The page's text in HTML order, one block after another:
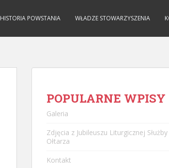
HISTORIA POWSTANIA WŁADZE STOWARZYSZENIA
POPULARNE WPISY
Galeria
Zdjęcia z Jubileuszu Liturgicznej Służby
Ołtarza
Kontakt